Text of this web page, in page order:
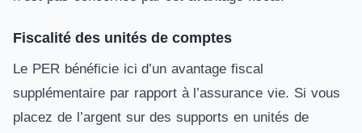
Fiscalité des unités de comptes
Le PER bénéficie ici d’un avantage fiscal
supplémentaire par rapport à l’assurance vie. Si vous
placez de l’argent sur des supports en unités de